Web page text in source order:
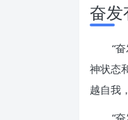
奋
“
神状态
越自我
“